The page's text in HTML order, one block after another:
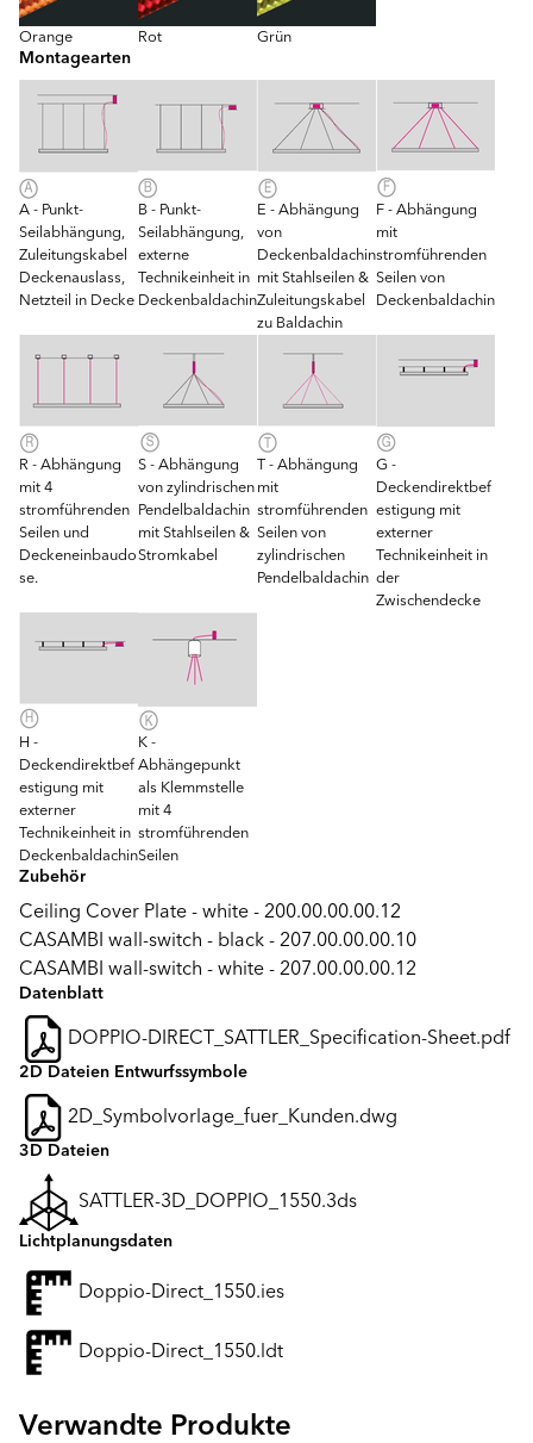
Orange Rot Grün
Montagearten
A - Punkt-
Seilabhängung,
Zuleitungskabel
Deckenauslass,
Netzteil in Decke
B - Punkt-
Seilabhängung,
externe
Technikeinheit in
Deckenbaldachin
E - Abhängung
von
Deckenbaldachin
mit Stahlseilen &
Zuleitungskabel
zu Baldachin
F - Abhängung
mit
stromführenden
Seilen von
Deckenbaldachin
R - Abhängung
mit 4
stromführenden
Seilen und
Deckeneinbaudo
se.
S - Abhängung
von zylindrischen
Pendelbaldachin
mit Stahlseilen &
Stromkabel
T - Abhängung
mit
stromführenden
Seilen von
zylindrischen
Pendelbaldachin
G -
Deckendirektbef
estigung mit
externer
Technikeinheit in
der
Zwischendecke
H -
Deckendirektbef
estigung mit
externer
Technikeinheit in
Deckenbaldachin
K -
Abhängepunkt
als Klemmstelle
mit 4
stromführenden
Seilen
Zubehör
Ceiling Cover Plate - white - 200.00.00.00.12
CASAMBI wall-switch - black - 207.00.00.00.10
CASAMBI wall-switch - white - 207.00.00.00.12
Datenblatt
DOPPIO-DIRECT_SATTLER_Specification-Sheet.pdf
2D Dateien Entwurfssymbole
2D_Symbolvorlage_fuer_Kunden.dwg
3D Dateien
SATTLER-3D_DOPPIO_1550.3ds
Lichtplanungsdaten
Doppio-Direct_1550.ies
Doppio-Direct_1550.ldt
Verwandte Produkte